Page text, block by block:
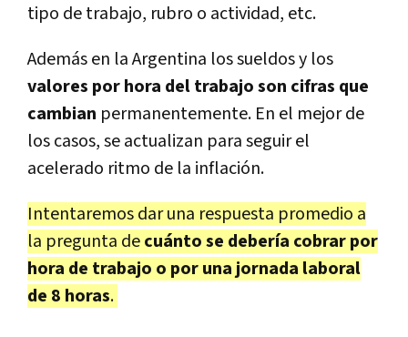
tipo de trabajo, rubro o actividad, etc.
Además en la Argentina los sueldos y los
valores por hora del trabajo son cifras que
cambian permanentemente. En el mejor de
los casos, se actualizan para seguir el
acelerado ritmo de la inflación.
Intentaremos dar una respuesta promedio a
la pregunta decuánto se debería cobrar por
hora de trabajo o por una jornada laboral
de 8 horas.